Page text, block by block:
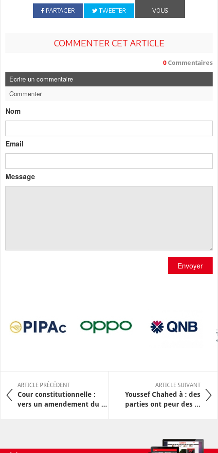
PARTAGER TWEETER
VOUS
COMMENTER CET ARTICLE
0 Commentaires
Ecrire un commentaire
Commenter
Nom
Email
Message
Envoyer
ARTICLE PRÉCÉDENT
Cour constitutionnelle :
vers un amendement du ...
ARTICLE SUIVANT
Youssef Chahed à : des
parties ont peur des ...